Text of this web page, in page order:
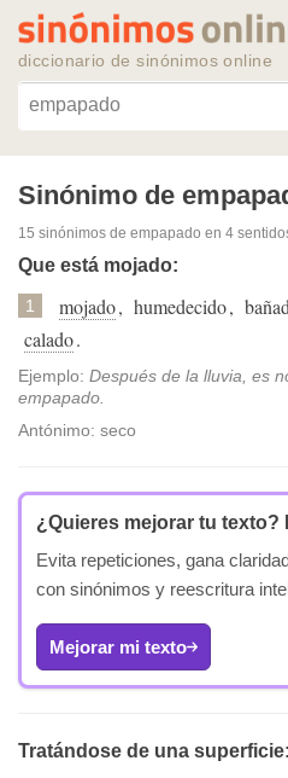
diccionario de sinónimos online
Reescribir
Sinónimos
Temas
Temas
Sinónimo de
15 sinónimos de empapado en 4
Que está mojado:
1 mojado, humedecido,
calado.
Ejemplo: Después de la lluvia, es
empapado.
Antónimo: seco
¿Quieres mejorar tu texto?
Evita repeticiones, gana
con sinónimos y reescritura
Mejorar mi texto
Tratándose de una superficie: